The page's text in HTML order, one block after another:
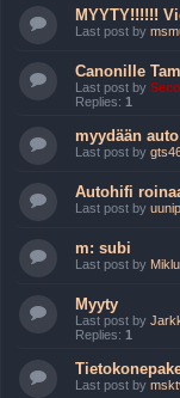
MYYTY!!!!!!
Last post by
Canonille
Last post by
Replies: 1
myydään
Last post by
Autohifi
Last post by
m: subi
Last post by Miklu
Myyty
Last post by
Replies: 1
Last post by